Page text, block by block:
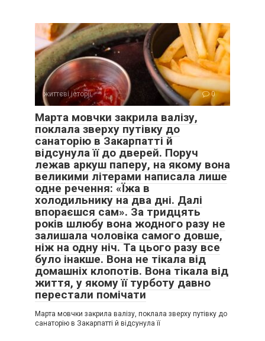
життєві історії 0
Марта мовчки закрила валізу,
поклала зверху путівку до
санаторію в Закарпатті й
відсунула її до дверей. Поруч
лежав аркуш паперу, на якому вона
великими літерами написала лише
одне речення: «Їжа в
холодильнику на два дні. Далі
впораєшся сам». За тридцять
років шлюбу вона жодного разу не
залишала чоловіка самого довше,
ніж на одну ніч. Та цього разу все
було інакше. Вона не тікала від
домашніх клопотів. Вона тікала від
життя, у якому її турботу давно
перестали помічати
Марта мовчки закрила валізу, поклала зверху путівку до
санаторію в Закарпатті й відсунула її